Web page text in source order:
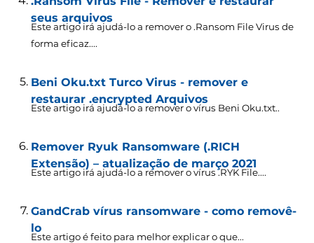
seus arquivos
Este artigo irá ajudá-lo a remover o .Ransom File Virus de
forma eficaz....
Beni Oku.txt Turco Virus - remover e
restaurar .encrypted Arquivos
Este artigo irá ajudá-lo a remover o vírus Beni Oku.txt..
Remover Ryuk Ransomware (.RICH
Extensão) – atualização de março 2021
Este artigo irá ajudá-lo a remover o vírus .RYK File....
GandCrab vírus ransomware - como removê-
lo
Este artigo é feito para melhor explicar o que...